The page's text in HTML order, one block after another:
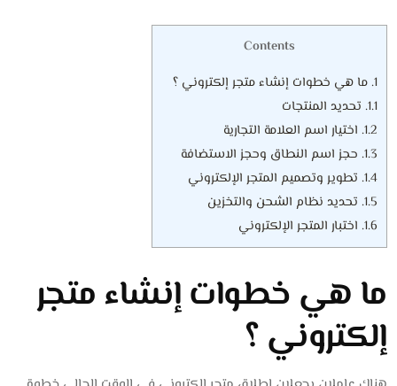
Contents
1. ما هي خطوات إنشاء متجر إلكتروني ؟
1.1. تحديد المنتجات
1.2. اختيار اسم العلامة التجارية
1.3. حجز اسم النطاق وحجز الاستضافة
1.4. تطوير وتصميم المتجر الإلكتروني
1.5. تحديد نظام الشحن والتخزين
1.6. اختبار المتجر الإلكتروني
ما هي خطوات إنشاء متجر
إلكتروني ؟